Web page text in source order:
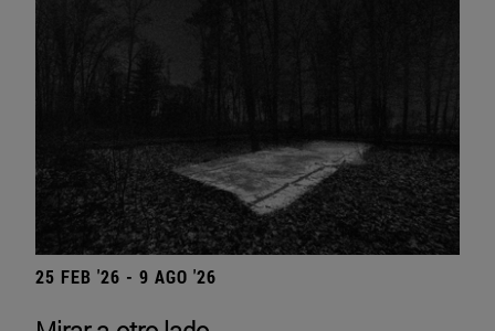
25 FEB '26 - 9 AGO '26